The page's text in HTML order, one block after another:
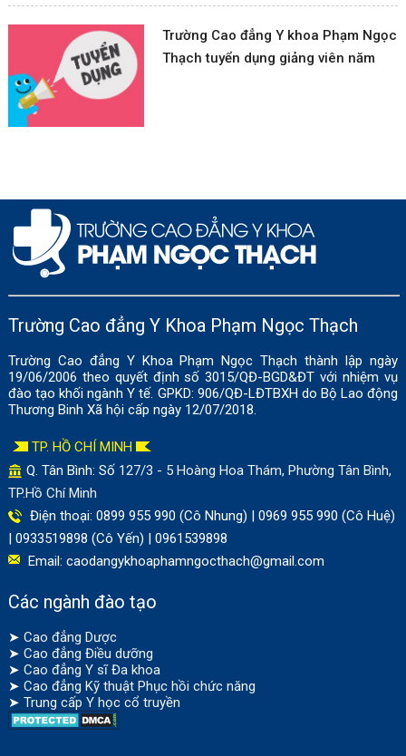
Trường Cao đẳng Y khoa Phạm Ngọc
Thạch tuyển dụng giảng viên năm
Trường Cao đẳng Y Khoa Phạm Ngọc Thạch
Trường Cao đẳng Y Khoa Phạm Ngọc Thạch thành lập ngày
19/06/2006 theo quyết định số 3015/QĐ-BGD&ĐT với nhiệm vụ
đào tạo khối ngành Y tế. GPKD: 906/QĐ-LĐTBXH do Bộ Lao động
Thương Binh Xã hội cấp ngày 12/07/2018.
TP. HỒ CHÍ MINH
Q. Tân Bình: Số 127/3 - 5 Hoàng Hoa Thám, Phường Tân Bình,
TP.Hồ Chí Minh
Điện thoại: 0899 955 990 (Cô Nhung) | 0969 955 990 (Cô Huệ)
| 0933519898 (Cô Yến) | 0961539898
Email: caodangykhoaphamngocthach@gmail.com
Các ngành đào tạo
➤ Cao đẳng Dược
➤ Cao đẳng Điều dưỡng
➤ Cao đẳng Y sĩ Đa khoa
➤ Cao đẳng Kỹ thuật Phục hồi chức năng
➤ Trung cấp Y học cổ truyền